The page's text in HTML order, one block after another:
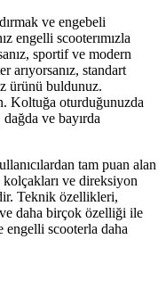
ve engebeli
engelli scooterımızla
sportif ve modern
arıyorsanız, standart
ürünü buldunuz.
Koltuğa oturduğunuzda
ve bayırda
tam puan alan
ve direksiyon
Teknik özellikleri,
daha birçok özelliği ile
engelli scooterla daha